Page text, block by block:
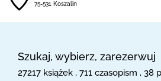
75-531 Koszalin
Szukaj, wybierz, zarezerwuj
27217 książek , 711 czasopism , 38